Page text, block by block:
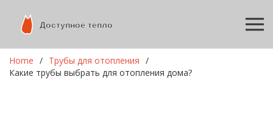
Home
Трубы для отопления
Какие трубы выбрать для отопления дома?